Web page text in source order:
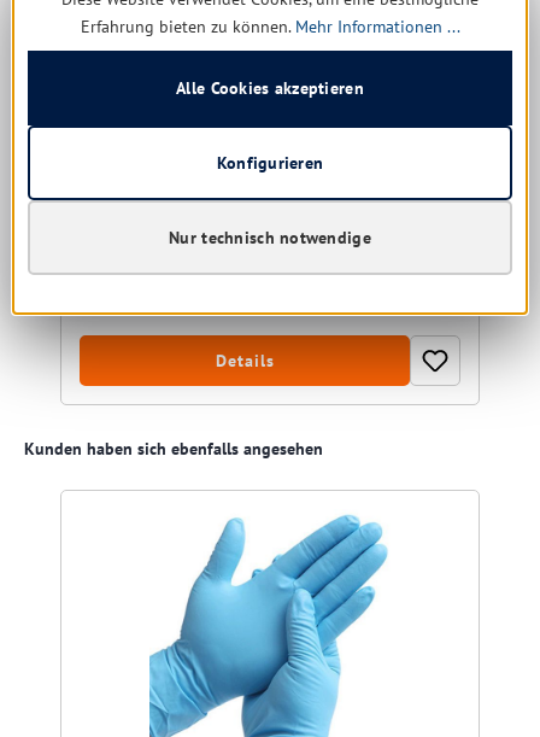
Ecolab Maxx Brial S 1 ltr.
Ultranetzender Oberflächen- und Glasreiniger
Sofort verfügbar, Lieferzeit: 1-5 Tage
Details
Produktgalerie überspringen
Kunden haben sich ebenfalls angesehen
Erfahrung bieten zu können. Mehr Informationen ...
Nur technisch notwendige
Konfigurieren
Alle Cookies akzeptieren